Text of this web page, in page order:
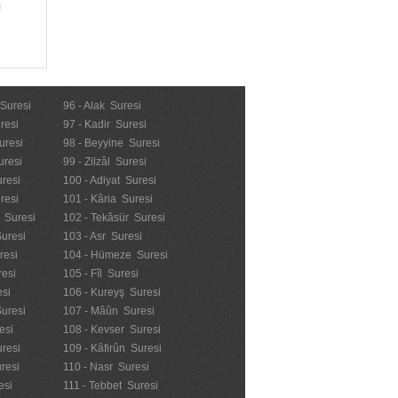
Suresi
96 - Alak Suresi
97 - Kadir Suresi
98 - Beyyine Suresi
99 - Zilzâl Suresi
100 - Adiyat Suresi
101 - Kâria Suresi
102 - Tekâsür Suresi
103 - Asr Suresi
104 - Hümeze Suresi
105 - Fîl Suresi
106 - Kureyş Suresi
107 - Mâûn Suresi
108 - Kevser Suresi
109 - Kâfirûn Suresi
110 - Nasr Suresi
111 - Tebbet Suresi